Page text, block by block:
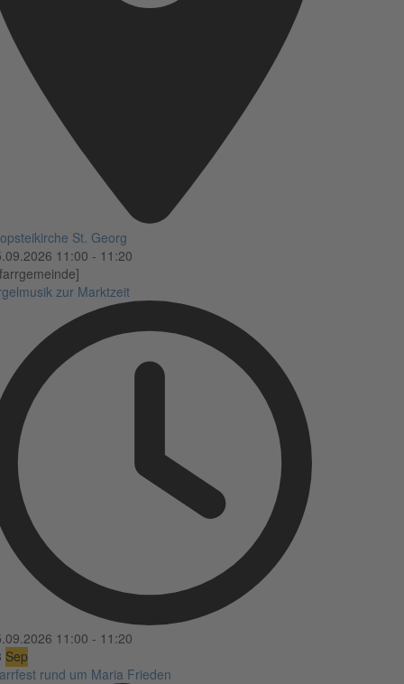
St. Georg
11:00 - 11:20
zur Marktzeit
11:00 - 11:20
Sep
rund um Maria Frieden